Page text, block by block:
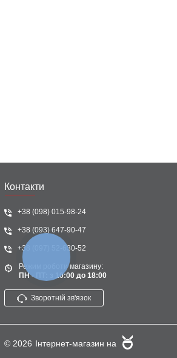
Контакти
+38 (098) 015-98-24
+38 (093) 647-90-47
+38 (097) 52-630-52
Режим роботи магазину:
ПН - ПТ: з 10:00 до 18:00
Зворотній зв'язок
© 2026 Інтернет-магазин на